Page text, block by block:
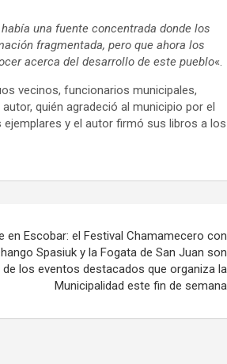
una fuente concentrada donde los
fragmentada, pero que ahora los
acerca del desarrollo de este pueblo«.
vecinos, funcionarios municipales,
quién agradeció al municipio por el
y el autor firmó sus libros a los
en Escobar: el Festival Chamamecero con
Spasiuk y la Fogata de San Juan son
de los eventos destacados que organiza la
Municipalidad este fin de semana